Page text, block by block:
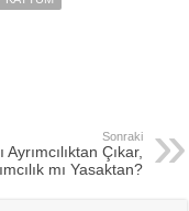
Sonraki
Ayrımcılıktan Çıkar,
mı Yasaktan?